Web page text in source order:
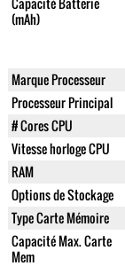
(mAh)
Marque Processeur
Processeur Principal
# Cores CPU
Vitesse horloge CPU
RAM
Options de Stockage
Type Carte Mémoire
Capacité Max. Carte
Mem